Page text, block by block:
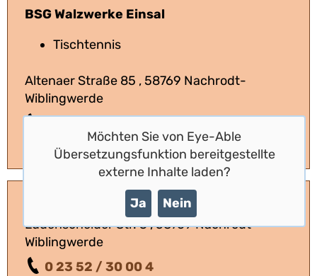
Möchten Sie von Eye-Able
Übersetzungsfunktion bereitgestellte
externe Inhalte laden?
Ja Nein
BSG Walzwerke Einsal
Altenaer Straße 85 , 58769 Nachrodt-
Wiblingwerde
Tischtennis
Bürgerbusverein
Lüdenscheider Str. 3 , 58769 Nachrodt-
Wiblingwerde
0 23 52 / 30 00 4